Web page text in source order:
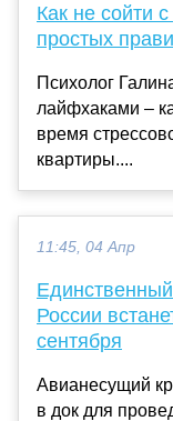
Как не сойти
простых
Психолог
лайфхаками –
время
квартиры....
11:45, 04 Апр
России
сентября
Авианесущий
в док для